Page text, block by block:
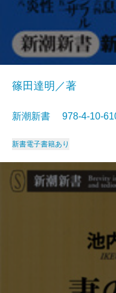
篠田達明／著
新潮新書 978-4-10-
新書電子書籍あり